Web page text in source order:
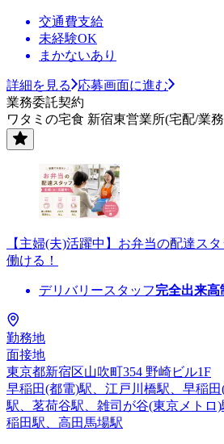
交通費支給
未経験OK
まかないあり
詳細を見る
応募画面に進む
業務委託契約
ワタミの宅食 新宿東営業所(宅配/業
【主婦(夫)活躍中】お弁当の配達ス
働ける！
デリバリースタッフ完全出来高
勤務地
面接地
東京都新宿区山吹町354 野崎ビル1F
早稲田(都電)駅、江戸川橋駅、早稲
駅、茗荷谷駅、雑司が谷(東京メトロ
稲田駅、高田馬場駅